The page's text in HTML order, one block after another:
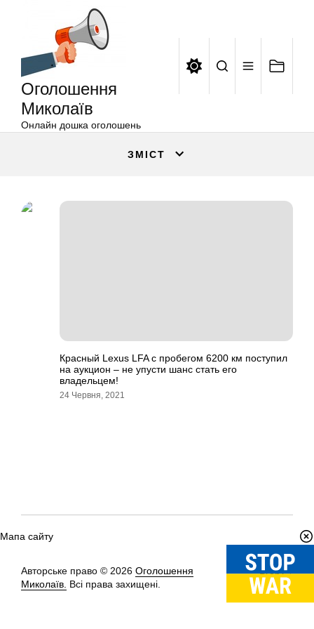
Оголошення
Миколаїв
Онлайн дошка оголошень
ЗМІСТ
Красный Lexus LFA с пробегом 6200 км поступил
на аукцион – не упусти шанс стать его
владельцем!
24 Червня, 2021
Мапа сайту
Авторське право © 2026 Оголошення
Миколаїв. Всі права захищені.
Вгору